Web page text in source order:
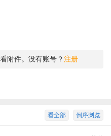
附件。没有账号？注册
倒序浏览
看全部